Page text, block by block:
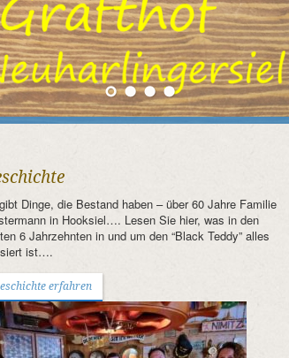
Dinge, die Bestand haben – über 60 Jahre Familie
in Hooksiel…. Lesen Sie hier, was in den
6 Jahrzehnten in und um den “Black Teddy” alles
ist….
erfahren